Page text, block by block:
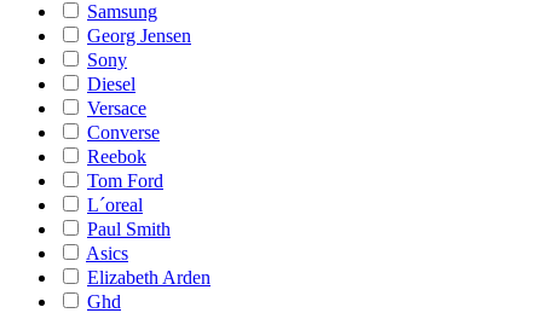
Samsung
Georg Jensen
Sony
Diesel
Versace
Converse
Reebok
Tom Ford
L´oreal
Paul Smith
Asics
Elizabeth Arden
Ghd